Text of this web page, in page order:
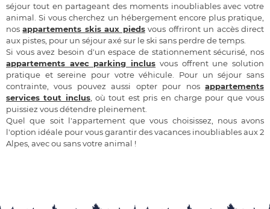
séjour tout en partageant des moments inoubliables avec votre
animal. Si vous cherchez un hébergement encore plus pratique,
nosappartements skis aux piedsvous offriront un accès direct
aux pistes, pour un séjour axé sur le ski sans perdre de temps.
Si vous avez besoin d'un espace de stationnement sécurisé, nos
appartements avec parking inclus vous offrent une solution
pratique et sereine pour votre véhicule. Pour un séjour sans
contrainte, vous pouvez aussi opter pour nos appartements
services tout inclus, où tout est pris en charge pour que vous
puissiez vous détendre pleinement.
Quel que soit l'appartement que vous choisissez, nous avons
l'option idéale pour vous garantir des vacances inoubliables aux 2
Alpes, avec ou sans votre animal !